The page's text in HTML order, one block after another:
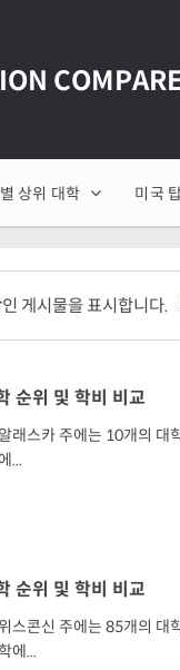
상위 대학 미국
인 게시물을 표시합니다.
순위 및 학비 비교
알래스카 주에는 10개의 대
에...
순위 및 학비 비교
스콘신 주에는 85개의 대
에...